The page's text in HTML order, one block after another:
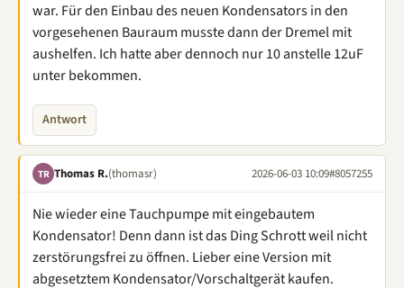
war. Für den Einbau des neuen Kondensators in den
vorgesehenen Bauraum musste dann der Dremel mit
aushelfen. Ich hatte aber dennoch nur 10 anstelle 12uF
unter bekommen.
Antwort
TR Thomas R.(thomasr) 2026-06-03 10:09#8057255
Nie wieder eine Tauchpumpe mit eingebautem
Kondensator! Denn dann ist das Ding Schrott weil nicht
zerstörungsfrei zu öffnen. Lieber eine Version mit
abgesetztem Kondensator/Vorschaltgerät kaufen.